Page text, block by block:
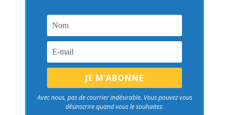
Avec nous, pas de courrier indésirable. Vous pouvez vous
désinscrire quand vous le souhaitez.